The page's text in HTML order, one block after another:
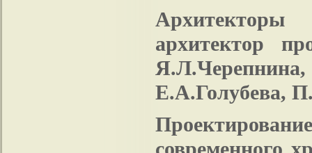
архитектор
Е.А.Голубева,
Проектирование